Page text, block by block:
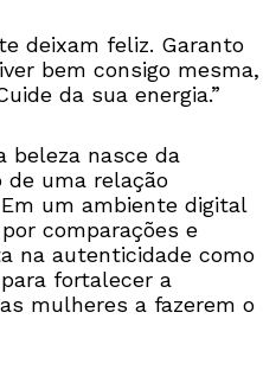
deixam feliz. Garanto
bem consigo mesma,
da sua energia.”
beleza nasce da
de uma relação
um ambiente digital
comparações e
na autenticidade como
fortalecer a
mulheres a fazerem o